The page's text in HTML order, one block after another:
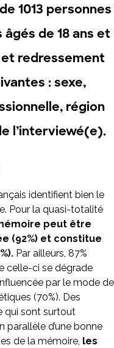
1013 personnes
de 18 ans et
redressement
: sexe,
région
l’interviewé(e).
identifient bien le
Pour la quasi-totalité
peut être
(92%) et constitue
Par ailleurs, 87%
celle-ci se dégrade
par le mode de
(70%). Des
qui sont surtout
parallèle d’une bonne
de la mémoire, les